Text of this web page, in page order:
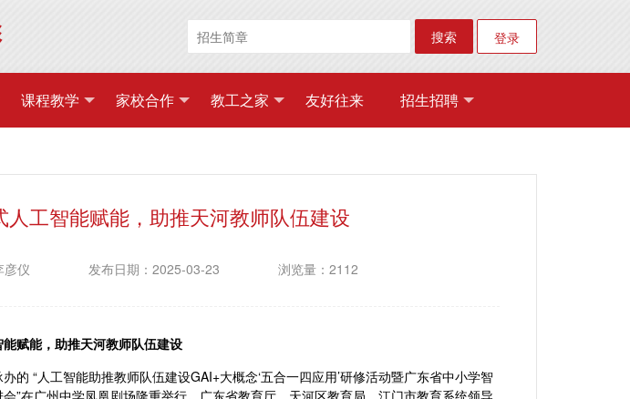
搜索 登录
课程教学 家校合作 教工之家 友好往来 招生招聘
人工智能赋能，助推天河教师队伍建设
彦仪 发布日期：2025-03-23 浏览量：2112
赋能，助推天河教师队伍建设
的 “人工智能助推教师队伍建设GAI+大概念‘五合一四应用’研修活动暨广东省中小学智
”在广州中学凤凰剧场隆重举行。广东省教育厅、天河区教育局、江门市教育系统领导